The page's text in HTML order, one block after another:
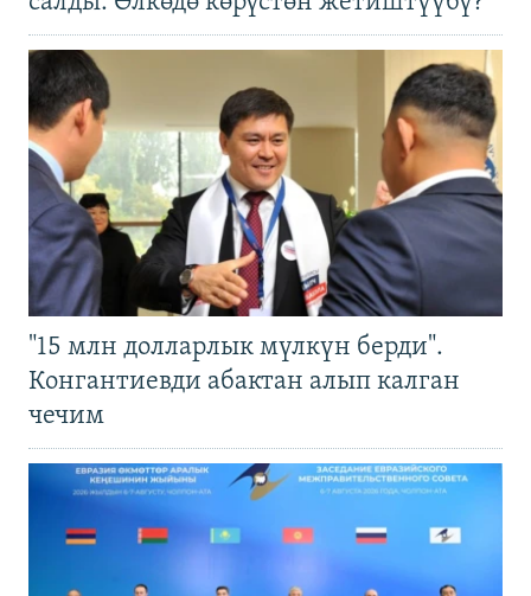
"15 млн долларлык мүлкүн берди".
Конгантиевди абактан алып калган
чечим